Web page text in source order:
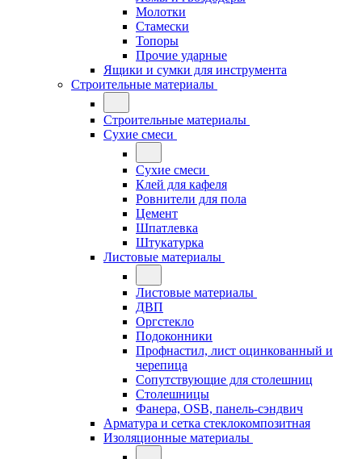
Молотки
Стамески
Топоры
Прочие ударные
Ящики и сумки для инструмента
Строительные материалы
Строительные материалы
Сухие смеси
Сухие смеси
Клей для кафеля
Ровнители для пола
Цемент
Шпатлевка
Штукатурка
Листовые материалы
Листовые материалы
ДВП
Оргстекло
Подоконники
Профнастил, лист оцинкованный и
черепица
Сопутствующие для столешниц
Столешницы
Фанера, OSB, панель-сэндвич
Арматура и сетка стеклокомпозитная
Изоляционные материалы